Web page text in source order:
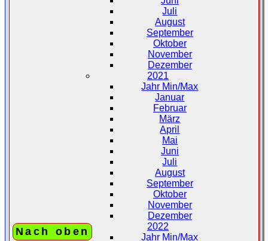
Juli
August
September
Oktober
November
Dezember
2021
Jahr Min/Max
Januar
Februar
März
April
Mai
Juni
Juli
August
September
Oktober
November
Dezember
2022
Jahr Min/Max
Nach oben